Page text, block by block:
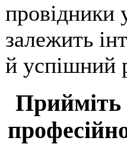
провідники
залежить
й успішний
Прийміть